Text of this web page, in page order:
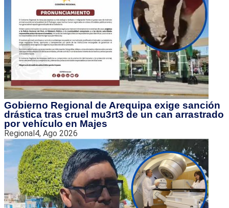
Gobierno Regional de Arequipa exige sanción
drástica tras cruel mu3rt3 de un can arrastrado
por vehículo en Majes
Regional 4, Ago 2026